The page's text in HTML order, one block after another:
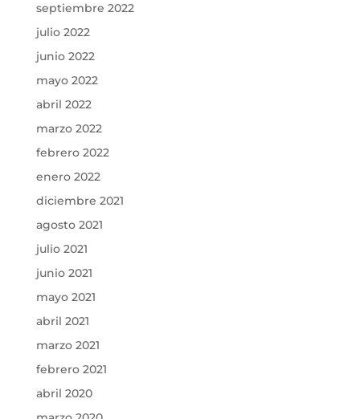
septiembre 2022
julio 2022
junio 2022
mayo 2022
abril 2022
marzo 2022
febrero 2022
enero 2022
diciembre 2021
agosto 2021
julio 2021
junio 2021
mayo 2021
abril 2021
marzo 2021
febrero 2021
abril 2020